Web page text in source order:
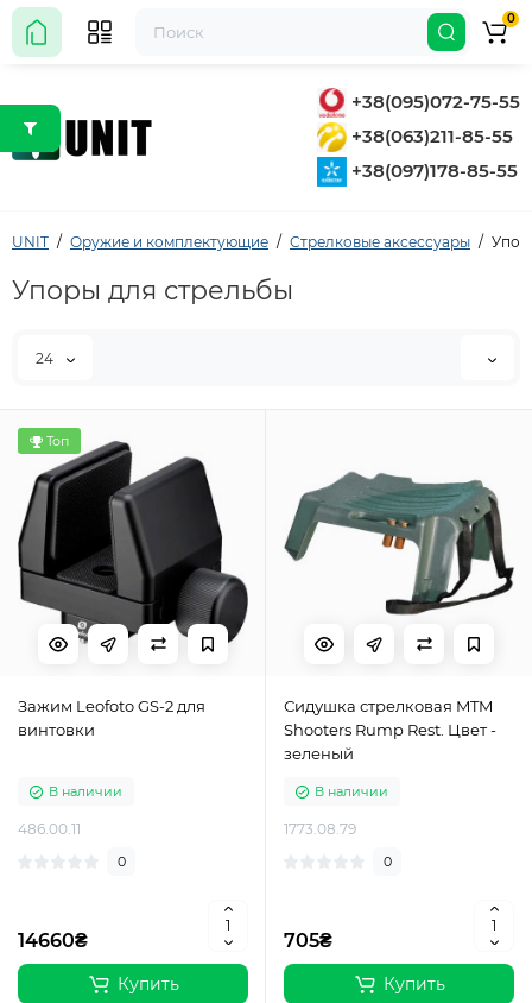
+38(095)072-75-55
+38(063)211-85-55
+38(097)178-85-55
0
UNIT Оружие и комплектующие Стрелковые аксессуары
Упоры для стрельбы
24
Топ
Зажим Leofoto GS-2 для
винтовки
В наличии
486.00.11
0
14660₴
Купить
Сидушка стрелковая MTM
Shooters Rump Rest. Цвет -
зеленый
В наличии
1773.08.79
0
705₴
Купить